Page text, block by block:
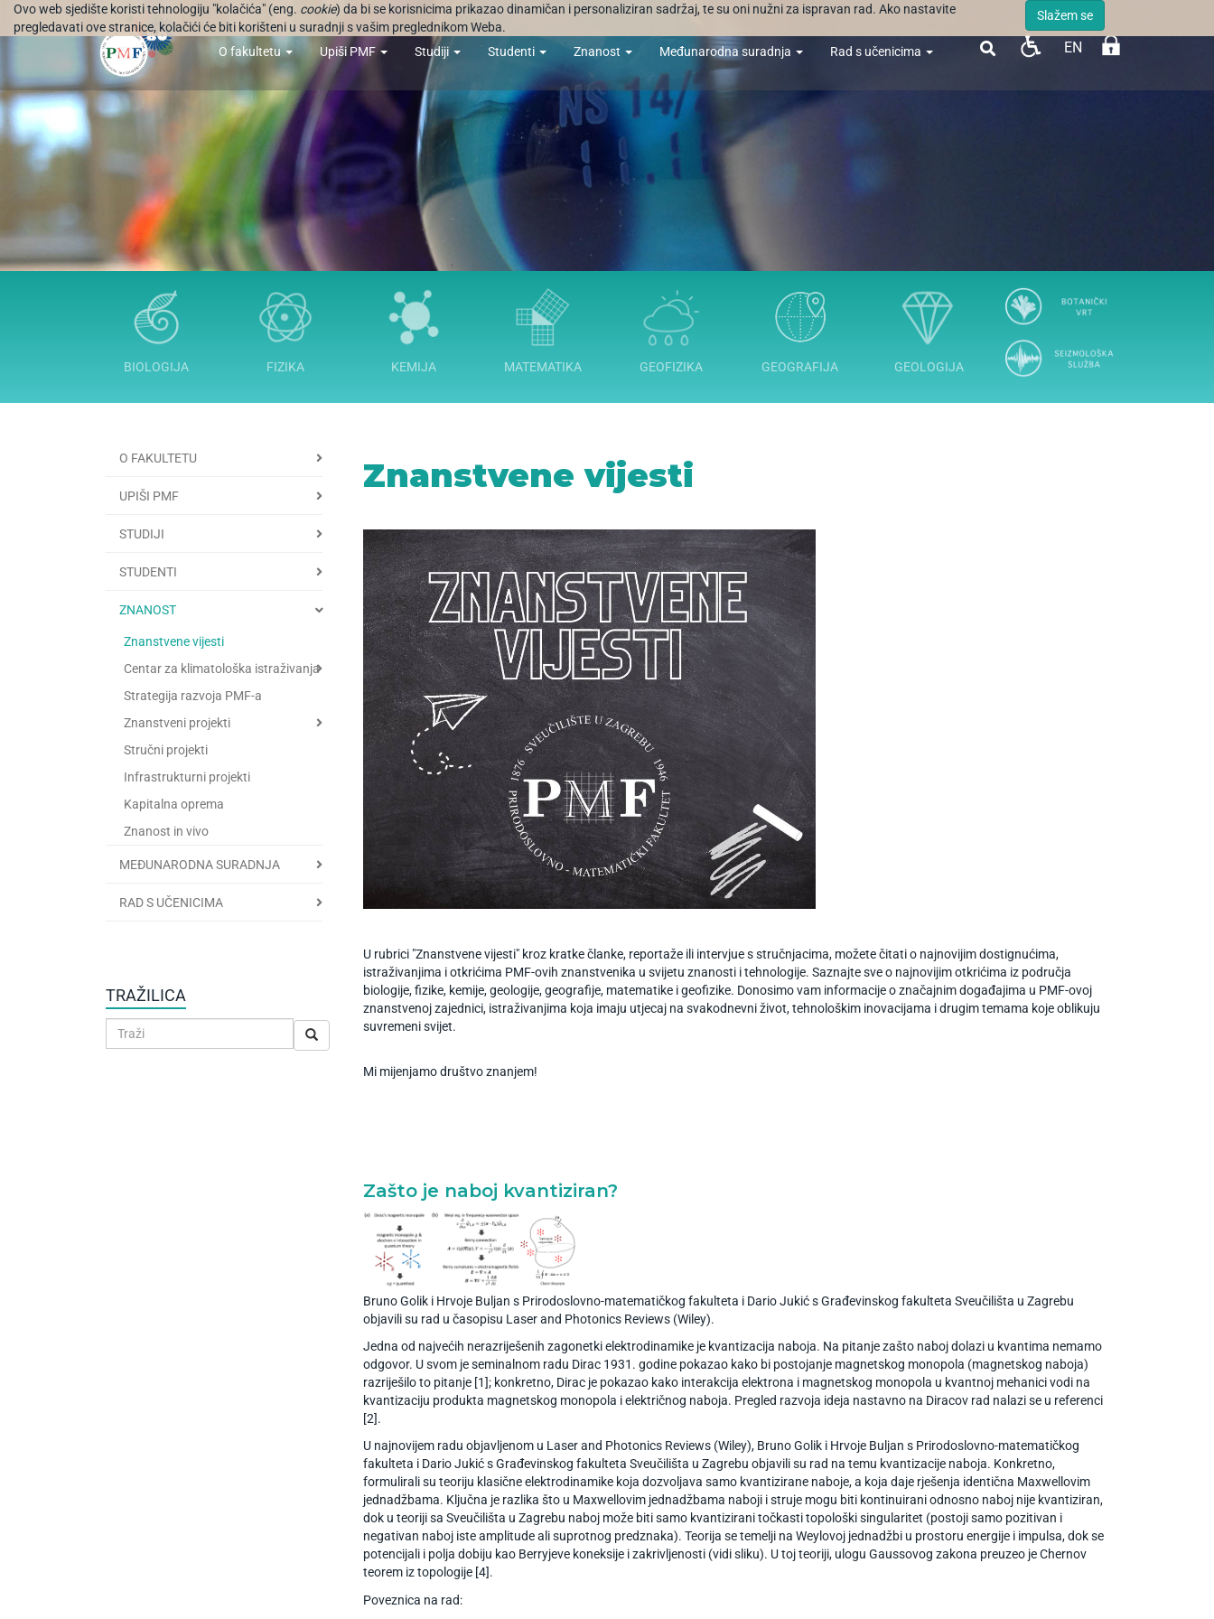
Ovo web sjedište koristi tehnologiju "kolačića" (eng. cookie) da bi se korisnicima prikazao dinamičan i personaliziran sadržaj, te su oni nužni za ispravan rad. Ako nastavite
pregledavati ove stranice, kolačići će biti korišteni u suradnji s vašim preglednikom Weba.
Slažem se
O fakultetu Upiši PMF Studiji Studenti Znanost Međunarodna suradnja Rad s učenicima  EN
BIOLOGIJA FIZIKA KEMIJA MATEMATIKA GEOFIZIKA GEOGRAFIJA GEOLOGIJA
O FAKULTETU
UPIŠI PMF
STUDIJI
STUDENTI
ZNANOST
Znanstvene vijesti
Centar za klimatološka istraživanja
Strategija razvoja PMF-a
Znanstveni projekti
Stručni projekti
Infrastrukturni projekti
Kapitalna oprema
Znanost in vivo
MEĐUNARODNA SURADNJA
RAD S UČENICIMA
TRAŽILICA
Znanstvene vijesti
U rubrici "Znanstvene vijesti" kroz kratke članke, reportaže ili intervjue s stručnjacima, možete čitati o najnovijim dostignućima,
istraživanjima i otkrićima PMF-ovih znanstvenika u svijetu znanosti i tehnologije. Saznajte sve o najnovijim otkrićima iz područja
biologije, fizike, kemije, geologije, geografije, matematike i geofizike. Donosimo vam informacije o značajnim događajima u PMF-ovoj
znanstvenoj zajednici, istraživanjima koja imaju utjecaj na svakodnevni život, tehnološkim inovacijama i drugim temama koje oblikuju
suvremeni svijet.
Mi mijenjamo društvo znanjem!
Zašto je naboj kvantiziran?
Bruno Golik i Hrvoje Buljan s Prirodoslovno-matematičkog fakulteta i Dario Jukić s Građevinskog fakulteta Sveučilišta u Zagrebu
objavili su rad u časopisu Laser and Photonics Reviews (Wiley).
Jedna od najvećih nerazriješenih zagonetki elektrodinamike je kvantizacija naboja. Na pitanje zašto naboj dolazi u kvantima nemamo
odgovor. U svom je seminalnom radu Dirac 1931. godine pokazao kako bi postojanje magnetskog monopola (magnetskog naboja)
razriješilo to pitanje [1]; konkretno, Dirac je pokazao kako interakcija elektrona i magnetskog monopola u kvantnoj mehanici vodi na
kvantizaciju produkta magnetskog monopola i električnog naboja. Pregled razvoja ideja nastavno na Diracov rad nalazi se u referenci
[2].
U najnovijem radu objavljenom u Laser and Photonics Reviews (Wiley), Bruno Golik i Hrvoje Buljan s Prirodoslovno-matematičkog
fakulteta i Dario Jukić s Građevinskog fakulteta Sveučilišta u Zagrebu objavili su rad na temu kvantizacije naboja. Konkretno,
formulirali su teoriju klasične elektrodinamike koja dozvoljava samo kvantizirane naboje, a koja daje rješenja identična Maxwellovim
jednadžbama. Ključna je razlika što u Maxwellovim jednadžbama naboji i struje mogu biti kontinuirani odnosno naboj nije kvantiziran,
dok u teoriji sa Sveučilišta u Zagrebu naboj može biti samo kvantizirani točkasti topološki singularitet (postoji samo pozitivan i
negativan naboj iste amplitude ali suprotnog predznaka). Teorija se temelji na Weylovoj jednadžbi u prostoru energije i impulsa, dok se
potencijali i polja dobiju kao Berryjeve koneksije i zakrivljenosti (vidi sliku). U toj teoriji, ulogu Gaussovog zakona preuzeo je Chernov
teorem iz topologije [4].
Poveznica na rad: